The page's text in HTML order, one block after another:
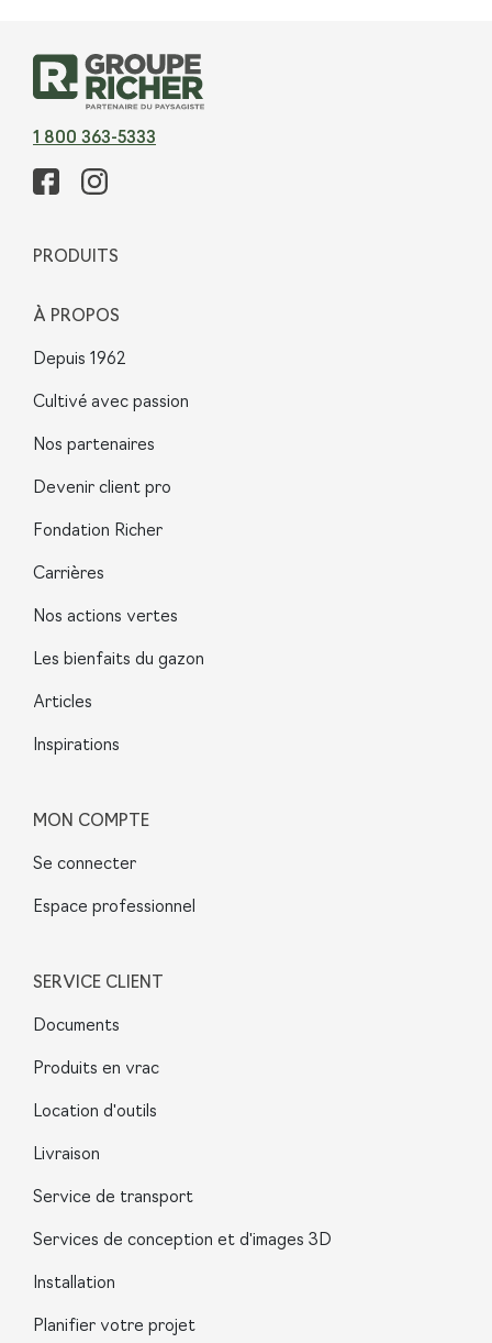
1 800 363-5333
PRODUITS
À PROPOS
Depuis 1962
Cultivé avec passion
Nos partenaires
Devenir client pro
Fondation Richer
Carrières
Nos actions vertes
Les bienfaits du gazon
Articles
Inspirations
MON COMPTE
Se connecter
Espace professionnel
SERVICE CLIENT
Documents
Produits en vrac
Location d'outils
Livraison
Service de transport
Services de conception et d'images 3D
Installation
Planifier votre projet